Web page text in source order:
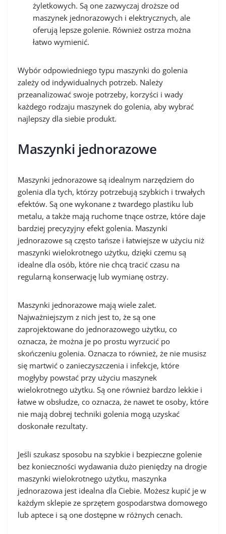
żyletkowych. Są one zazwyczaj droższe od
maszynek jednorazowych i elektrycznych, ale
oferują lepsze golenie. Również ostrza można
łatwo wymienić.
Wybór odpowiedniego typu maszynki do golenia
zależy od indywidualnych potrzeb. Należy
przeanalizować swoje potrzeby, korzyści i wady
każdego rodzaju maszynek do golenia, aby wybrać
najlepszy dla siebie produkt.
Maszynki jednorazowe
Maszynki jednorazowe są idealnym narzędziem do
golenia dla tych, którzy potrzebują szybkich i trwałych
efektów. Są one wykonane z twardego plastiku lub
metalu, a także mają ruchome tnące ostrze, które daje
bardziej precyzyjny efekt golenia. Maszynki
jednorazowe są często tańsze i łatwiejsze w użyciu niż
maszynki wielokrotnego użytku, dzięki czemu są
idealne dla osób, które nie chcą tracić czasu na
regularną konserwację lub wymianę ostrzy.
Maszynki jednorazowe mają wiele zalet.
Najważniejszym z nich jest to, że są one
zaprojektowane do jednorazowego użytku, co
oznacza, że można je po prostu wyrzucić po
skończeniu golenia. Oznacza to również, że nie musisz
się martwić o zanieczyszczenia i infekcje, które
mogłyby powstać przy użyciu maszynek
wielokrotnego użytku. Są one również bardzo lekkie i
łatwe w obsłudze, co oznacza, że nawet te osoby, które
nie mają dobrej techniki golenia mogą uzyskać
doskonałe rezultaty.
Jeśli szukasz sposobu na szybkie i bezpieczne golenie
bez konieczności wydawania dużo pieniędzy na drogie
maszynki wielokrotnego użytku, maszynka
jednorazowa jest idealna dla Ciebie. Możesz kupić je w
każdym sklepie ze sprzętem gospodarstwa domowego
lub aptece i są one dostępne w różnych cenach.